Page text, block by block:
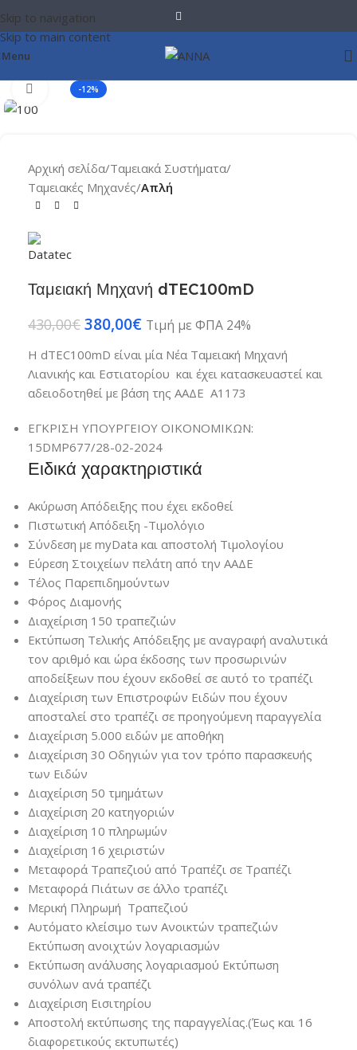
Skip to navigation
Skip to main content
Menu
-12%
Click to enlarge
Αρχική σελίδα Ταμειακά Συστήματα
Ταμειακές Μηχανές Απλή
Ταμειακή Μηχανή dTEC100mD
430,00€ 380,00€ Τιμή με ΦΠΑ 24%
Η dTEC100mD είναι μία Νέα Ταμειακή Μηχανή
Λιανικής και Εστιατορίου και έχει κατασκευαστεί και
αδειοδοτηθεί με βάση της ΑΑΔΕ Α1173
ΕΓΚΡΙΣΗ ΥΠΟΥΡΓΕΙΟΥ ΟΙΚΟΝΟΜΙΚΩΝ:
15DMP677/28-02-2024
Ειδικά χαρακτηριστικά
Ακύρωση Απόδειξης που έχει εκδοθεί
Πιστωτική Απόδειξη -Τιμολόγιο
Σύνδεση με myData και αποστολή Τιμολογίου
Εύρεση Στοιχείων πελάτη από την ΑΑΔΕ
Τέλος Παρεπιδημούντων
Φόρος Διαμονής
Διαχείριση 150 τραπεζιών
Εκτύπωση Τελικής Απόδειξης με αναγραφή αναλυτικά
τον αριθμό και ώρα έκδοσης των προσωρινών
αποδείξεων που έχουν εκδοθεί σε αυτό το τραπέζι
Διαχείριση των Επιστροφών Ειδών που έχουν
αποσταλεί στο τραπέζι σε προηγούμενη παραγγελία
Διαχείριση 5.000 ειδών με αποθήκη
Διαχείριση 30 Οδηγιών για τον τρόπο παρασκευής
των Ειδών
Διαχείριση 50 τμημάτων
Διαχείριση 20 κατηγοριών
Διαχείριση 10 πληρωμών
Διαχείριση 16 χειριστών
Μεταφορά Τραπεζιού από Τραπέζι σε Τραπέζι
Μεταφορά Πιάτων σε άλλο τραπέζι
Μερική Πληρωμή Τραπεζιού
Aυτόματο κλείσιμο των Ανοικτών τραπεζιών
Eκτύπωση ανοιχτών λογαριασμών
Eκτύπωση ανάλυσης λογαριασμού Eκτύπωση
συνόλων ανά τραπέζι
Διαχείριση Εισιτηρίου
Αποστολή εκτύπωσης της παραγγελίας.(Έως και 16
διαφορετικούς εκτυπωτές)